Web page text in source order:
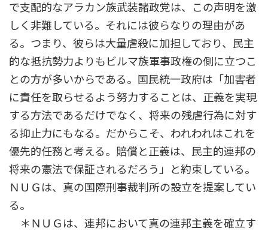
で支配的なアラカン族武装諸政党は、この声明を激
しく非難している。それには彼らなりの理由があ
る。つまり、彼らは大量虐殺に加担しており、民主
的な抵抗勢力よりもビルマ族軍事政権の側に立つこ
との方が多いからである。国民統一政府は「加害者
に責任を取らせるよう努力することは、正義を実現
する方法であるだけでなく、将来の残虐行為に対す
る抑止力にもなる。だからこそ、われわれはこれを
優先的任務と考える。賠償と正義は、民主的連邦の
将来の憲法で保証されるだろう」と約束している。
ＮＵＧは、真の国際刑事裁判所の設立を提案してい
る。
＊ＮＵＧは、連邦において真の連邦主義を確立す